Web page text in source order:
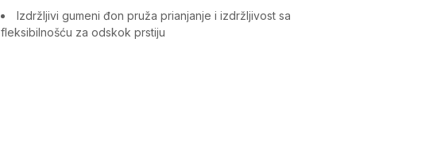
Izdržljivi gumeni đon pruža prianjanje i izdržljivost sa
fleksibilnošću za odskok prstiju